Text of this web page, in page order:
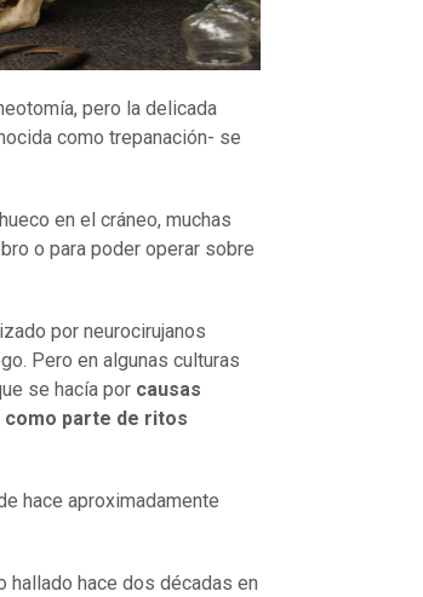
pero la delicada
como trepanación- se
en el cráneo, muchas
o para poder operar sobre
por neurocirujanos
Pero en algunas culturas
se hacía por causas
parte de ritos
hace aproximadamente
hallado hace dos décadas en